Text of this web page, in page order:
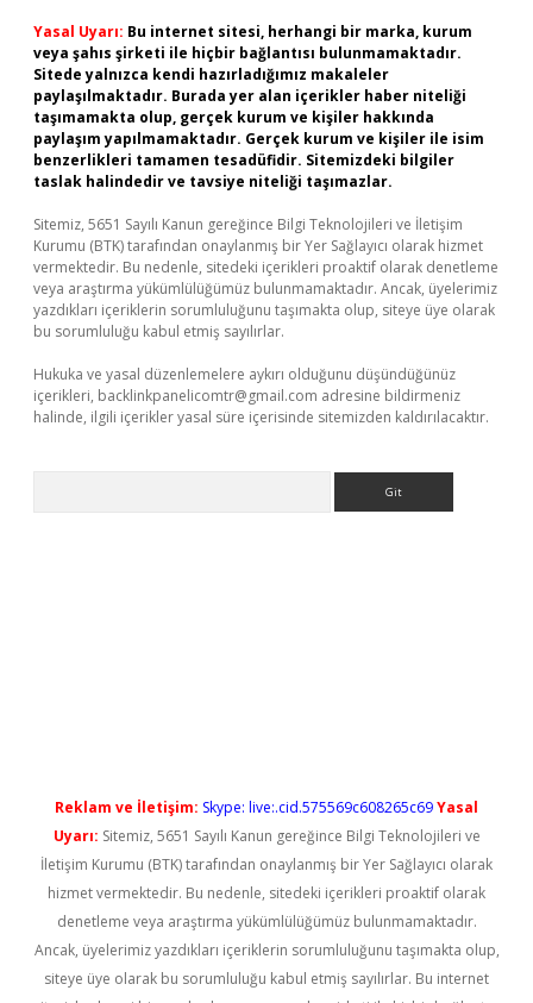
Yasal Uyarı: Bu internet sitesi, herhangi bir marka, kurum
veya şahıs şirketi ile hiçbir bağlantısı bulunmamaktadır.
Sitede yalnızca kendi hazırladığımız makaleler
paylaşılmaktadır. Burada yer alan içerikler haber niteliği
taşımamakta olup, gerçek kurum ve kişiler hakkında
paylaşım yapılmamaktadır. Gerçek kurum ve kişiler ile isim
benzerlikleri tamamen tesadüfidir. Sitemizdeki bilgiler
taslak halindedir ve tavsiye niteliği taşımazlar.
Sitemiz, 5651 Sayılı Kanun gereğince Bilgi Teknolojileri ve İletişim
Kurumu (BTK) tarafından onaylanmış bir Yer Sağlayıcı olarak hizmet
vermektedir. Bu nedenle, sitedeki içerikleri proaktif olarak denetleme
veya araştırma yükümlülüğümüz bulunmamaktadır. Ancak, üyelerimiz
yazdıkları içeriklerin sorumluluğunu taşımakta olup, siteye üye olarak
bu sorumluluğu kabul etmiş sayılırlar.
Hukuka ve yasal düzenlemelere aykırı olduğunu düşündüğünüz
içerikleri, backlinkpanelicomtr@gmail.com adresine bildirmeniz
halinde, ilgili içerikler yasal süre içerisinde sitemizden kaldırılacaktır.
Reklam ve İletişim: Skype: live:.cid.575569c608265c69Yasal
Uyarı: Sitemiz, 5651 Sayılı Kanun gereğince Bilgi Teknolojileri ve
İletişim Kurumu (BTK) tarafından onaylanmış bir Yer Sağlayıcı olarak
hizmet vermektedir. Bu nedenle, sitedeki içerikleri proaktif olarak
denetleme veya araştırma yükümlülüğümüz bulunmamaktadır.
Ancak, üyelerimiz yazdıkları içeriklerin sorumluluğunu taşımakta olup,
siteye üye olarak bu sorumluluğu kabul etmiş sayılırlar. Bu internet